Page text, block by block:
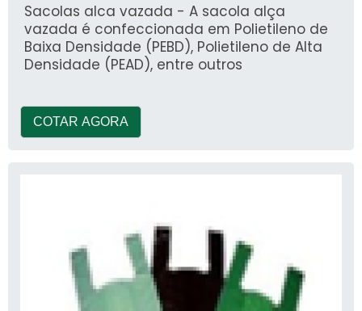
Sacolas alca vazada - A sacola alça
vazada é confeccionada em Polietileno de
Baixa Densidade (PEBD), Polietileno de Alta
Densidade (PEAD), entre outros
COTAR AGORA